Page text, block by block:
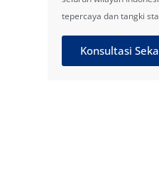
tepercaya dan tangki
Konsultasi